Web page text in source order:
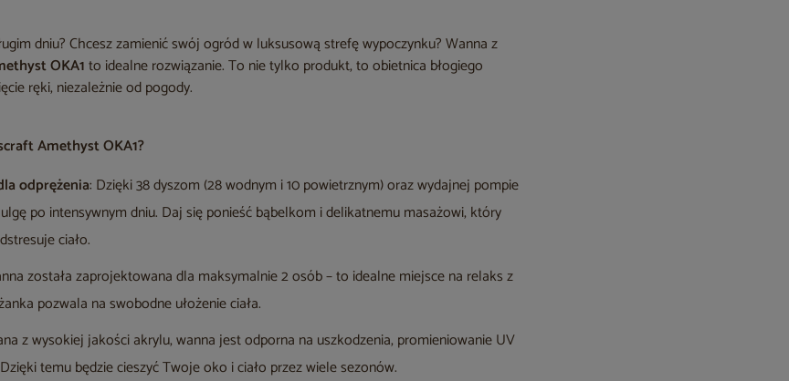
dniu? Chcesz zamienić swój ogród w luksusową strefę wypoczynku? Wanna z
OKA1to idealne rozwiązanie. To nie tylko produkt, to obietnica błogiego
ręki, niezależnie od pogody.
Amethyst OKA1?
odprężenia: Dzięki 38 dyszom (28 wodnym i 10 powietrznym) oraz wydajnej pompie
po intensywnym dniu. Daj się ponieść bąbelkom i delikatnemu masażowi, który
ciało.
została zaprojektowana dla maksymalnie 2 osób – to idealne miejsce na relaks z
pozwala na swobodne ułożenie ciała.
z wysokiej jakości akrylu, wanna jest odporna na uszkodzenia, promieniowanie UV
temu będzie cieszyć Twoje oko i ciało przez wiele sezonów.